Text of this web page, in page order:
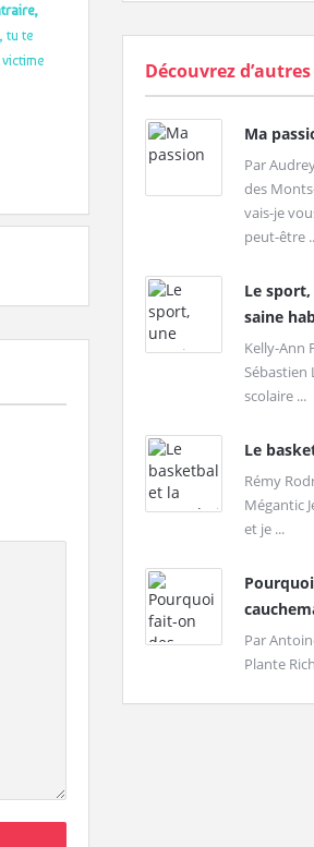
tu te
Découvrez
Ma
Par
des
vais-je
peut-être
Le
saine
Kelly-Ann
Sébastien
scolaire ...
Le
Rémy
Mégantic
et je ...
Par
Plante